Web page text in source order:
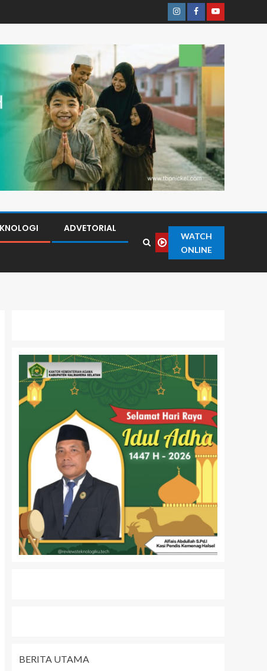
ADVETORIAL
WATCH
ONLINE
BERITA UTAMA